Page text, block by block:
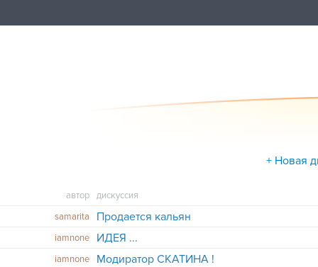
+ Новая
автор
дискуссия
samarita
Продается кальян
iamnone ИДЕЯ ...
iamnone Модиратор СКАТИНА !